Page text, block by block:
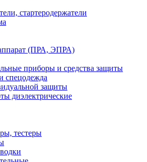
стартеродержатели
(ПРА, ЭПРА)
приборы и средства защиты
спецодежда
защиты
диэлектрические
тестеры